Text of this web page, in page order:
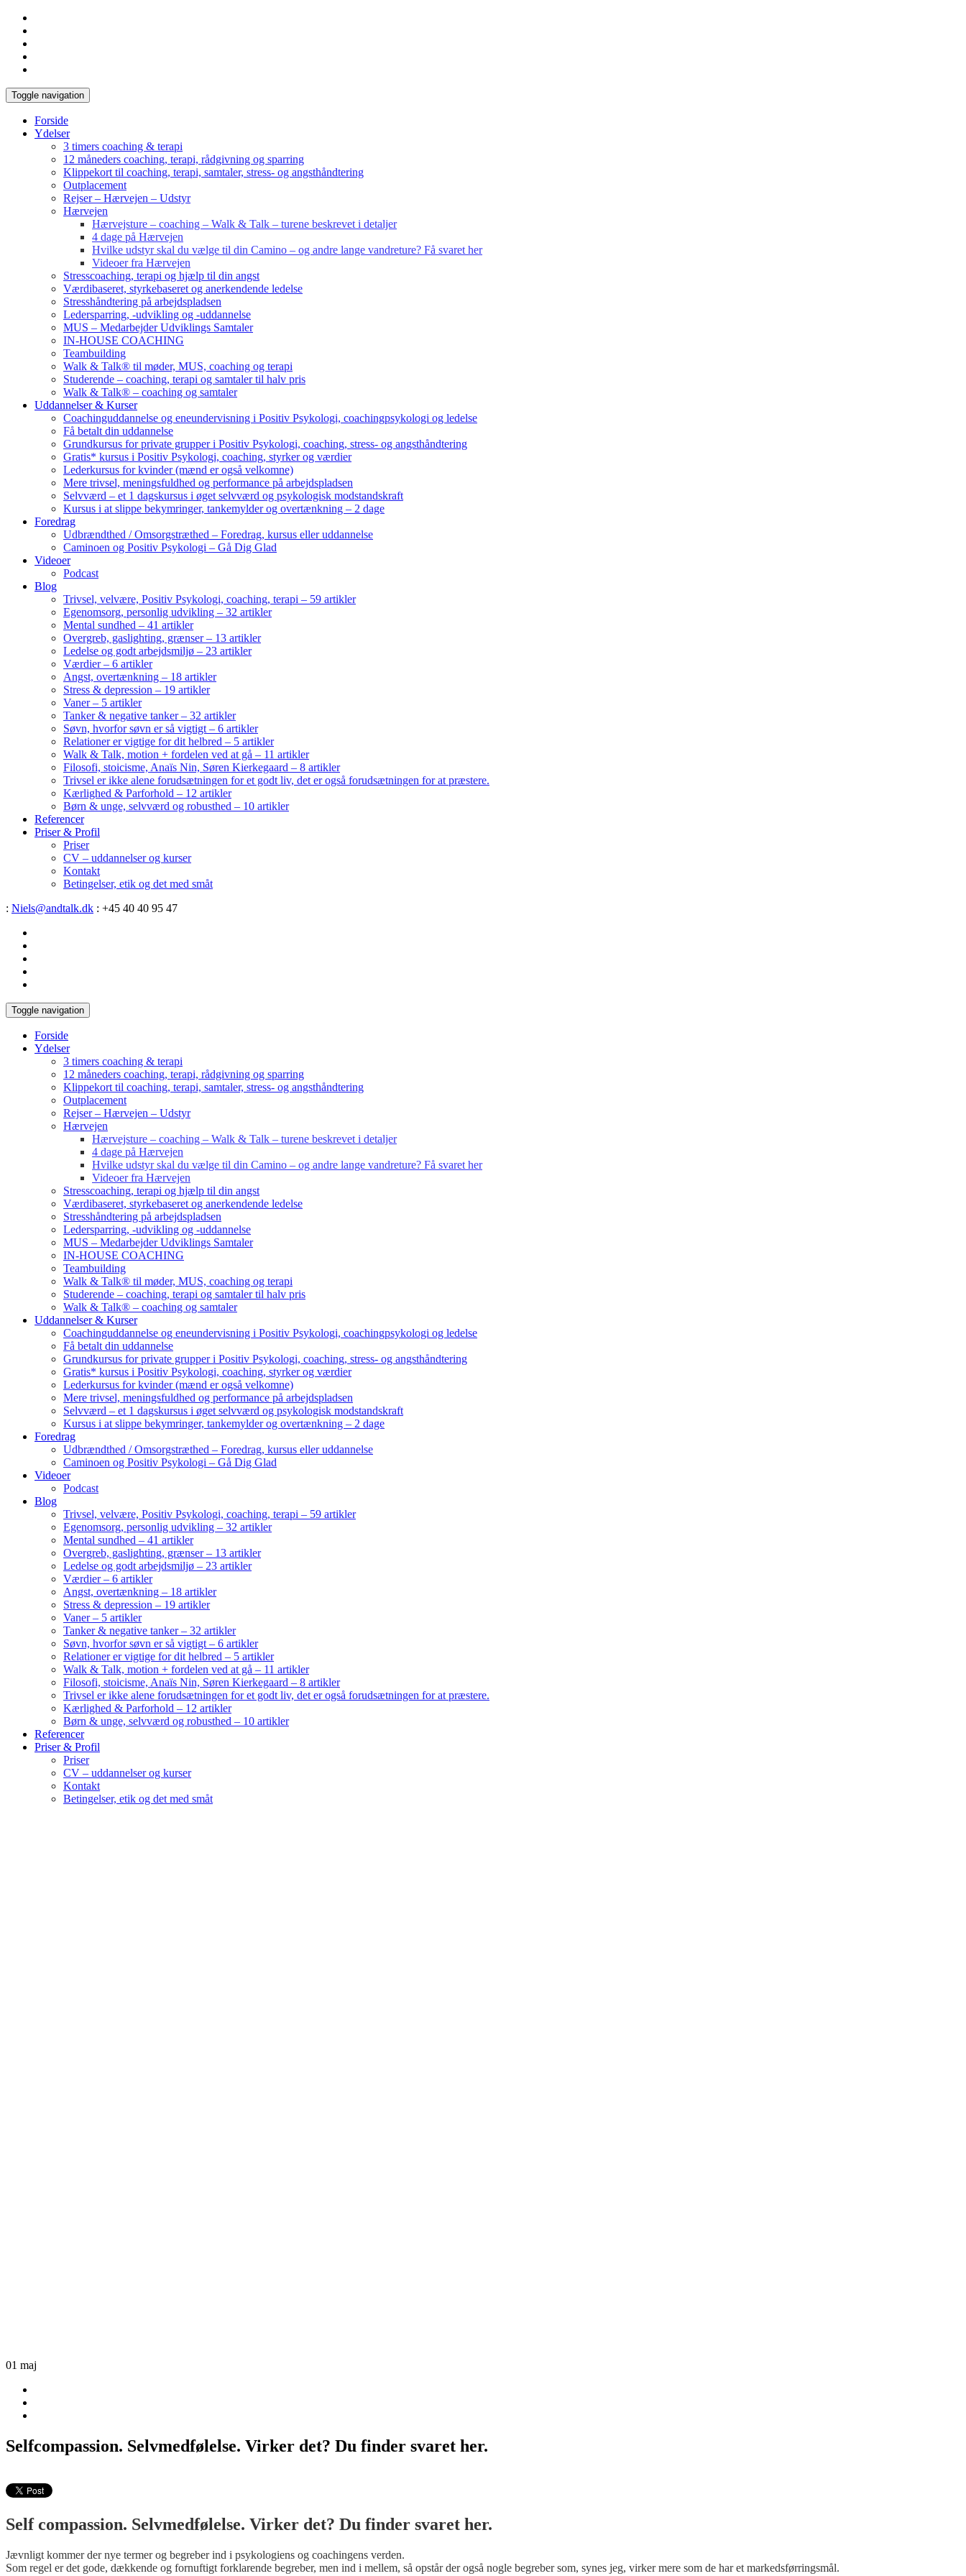
Toggle navigation
Forside
Ydelser
3 timers coaching & terapi
12 måneders coaching, terapi, rådgivning og sparring
Klippekort til coaching, terapi, samtaler, stress- og angsthåndtering
Outplacement
Rejser – Hærvejen – Udstyr
Hærvejen
Hærvejsture – coaching – Walk & Talk – turene beskrevet i detaljer
4 dage på Hærvejen
Hvilke udstyr skal du vælge til din Camino – og andre lange vandreture? Få svaret her
Videoer fra Hærvejen
Stresscoaching, terapi og hjælp til din angst
Værdibaseret, styrkebaseret og anerkendende ledelse
Stresshåndtering på arbejdspladsen
Ledersparring, -udvikling og -uddannelse
MUS – Medarbejder Udviklings Samtaler
IN-HOUSE COACHING
Teambuilding
Walk & Talk® til møder, MUS, coaching og terapi
Studerende – coaching, terapi og samtaler til halv pris
Walk & Talk® – coaching og samtaler
Uddannelser & Kurser
Coachinguddannelse og eneundervisning i Positiv Psykologi, coachingpsykologi og ledelse
Få betalt din uddannelse
Grundkursus for private grupper i Positiv Psykologi, coaching, stress- og angsthåndtering
Gratis* kursus i Positiv Psykologi, coaching, styrker og værdier
Lederkursus for kvinder (mænd er også velkomne)
Mere trivsel, meningsfuldhed og performance på arbejdspladsen
Selvværd – et 1 dagskursus i øget selvværd og psykologisk modstandskraft
Kursus i at slippe bekymringer, tankemylder og overtænkning – 2 dage
Foredrag
Udbrændthed / Omsorgstræthed – Foredrag, kursus eller uddannelse
Caminoen og Positiv Psykologi – Gå Dig Glad
Videoer
Podcast
Blog
Trivsel, velvære, Positiv Psykologi, coaching, terapi – 59 artikler
Egenomsorg, personlig udvikling – 32 artikler
Mental sundhed – 41 artikler
Overgreb, gaslighting, grænser – 13 artikler
Ledelse og godt arbejdsmiljø – 23 artikler
Værdier – 6 artikler
Angst, overtænkning – 18 artikler
Stress & depression – 19 artikler
Vaner – 5 artikler
Tanker & negative tanker – 32 artikler
Søvn, hvorfor søvn er så vigtigt – 6 artikler
Relationer er vigtige for dit helbred – 5 artikler
Walk & Talk, motion + fordelen ved at gå – 11 artikler
Filosofi, stoicisme, Anaïs Nin, Søren Kierkegaard – 8 artikler
Trivsel er ikke alene forudsætningen for et godt liv, det er også forudsætningen for at præstere.
Kærlighed & Parforhold – 12 artikler
Børn & unge, selvværd og robusthed – 10 artikler
Referencer
Priser & Profil
Priser
CV – uddannelser og kurser
Kontakt
Betingelser, etik og det med småt
: Niels@andtalk.dk : +45 40 40 95 47
Toggle navigation
Forside
Ydelser
3 timers coaching & terapi
12 måneders coaching, terapi, rådgivning og sparring
Klippekort til coaching, terapi, samtaler, stress- og angsthåndtering
Outplacement
Rejser – Hærvejen – Udstyr
Hærvejen
Hærvejsture – coaching – Walk & Talk – turene beskrevet i detaljer
4 dage på Hærvejen
Hvilke udstyr skal du vælge til din Camino – og andre lange vandreture? Få svaret her
Videoer fra Hærvejen
Stresscoaching, terapi og hjælp til din angst
Værdibaseret, styrkebaseret og anerkendende ledelse
Stresshåndtering på arbejdspladsen
Ledersparring, -udvikling og -uddannelse
MUS – Medarbejder Udviklings Samtaler
IN-HOUSE COACHING
Teambuilding
Walk & Talk® til møder, MUS, coaching og terapi
Studerende – coaching, terapi og samtaler til halv pris
Walk & Talk® – coaching og samtaler
Uddannelser & Kurser
Coachinguddannelse og eneundervisning i Positiv Psykologi, coachingpsykologi og ledelse
Få betalt din uddannelse
Grundkursus for private grupper i Positiv Psykologi, coaching, stress- og angsthåndtering
Gratis* kursus i Positiv Psykologi, coaching, styrker og værdier
Lederkursus for kvinder (mænd er også velkomne)
Mere trivsel, meningsfuldhed og performance på arbejdspladsen
Selvværd – et 1 dagskursus i øget selvværd og psykologisk modstandskraft
Kursus i at slippe bekymringer, tankemylder og overtænkning – 2 dage
Foredrag
Udbrændthed / Omsorgstræthed – Foredrag, kursus eller uddannelse
Caminoen og Positiv Psykologi – Gå Dig Glad
Videoer
Podcast
Blog
Trivsel, velvære, Positiv Psykologi, coaching, terapi – 59 artikler
Egenomsorg, personlig udvikling – 32 artikler
Mental sundhed – 41 artikler
Overgreb, gaslighting, grænser – 13 artikler
Ledelse og godt arbejdsmiljø – 23 artikler
Værdier – 6 artikler
Angst, overtænkning – 18 artikler
Stress & depression – 19 artikler
Vaner – 5 artikler
Tanker & negative tanker – 32 artikler
Søvn, hvorfor søvn er så vigtigt – 6 artikler
Relationer er vigtige for dit helbred – 5 artikler
Walk & Talk, motion + fordelen ved at gå – 11 artikler
Filosofi, stoicisme, Anaïs Nin, Søren Kierkegaard – 8 artikler
Trivsel er ikke alene forudsætningen for et godt liv, det er også forudsætningen for at præstere.
Kærlighed & Parforhold – 12 artikler
Børn & unge, selvværd og robusthed – 10 artikler
Referencer
Priser & Profil
Priser
CV – uddannelser og kurser
Kontakt
Betingelser, etik og det med småt
01 maj
Selfcompassion. Selvmedfølelse. Virker det? Du finder svaret her.
Self compassion. Selvmedfølelse. Virker det? Du finder svaret her.
Jævnligt kommer der nye termer og begreber ind i psykologiens og coachingens verden.
Som regel er det gode, dækkende og fornuftigt forklarende begreber, men ind i mellem, så opstår der også nogle begreber som, synes jeg, virker mere som de har et markedsførringsmål.